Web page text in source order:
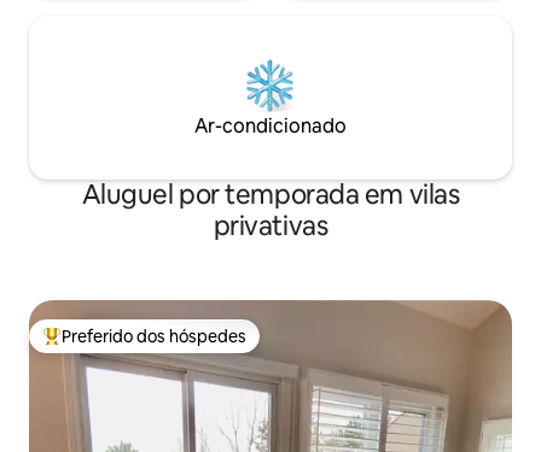
Ar-condicionado
Aluguel por temporada em vilas
privativas
Entre os melhores preferidos dos hóspedes
Preferido dos hóspedes